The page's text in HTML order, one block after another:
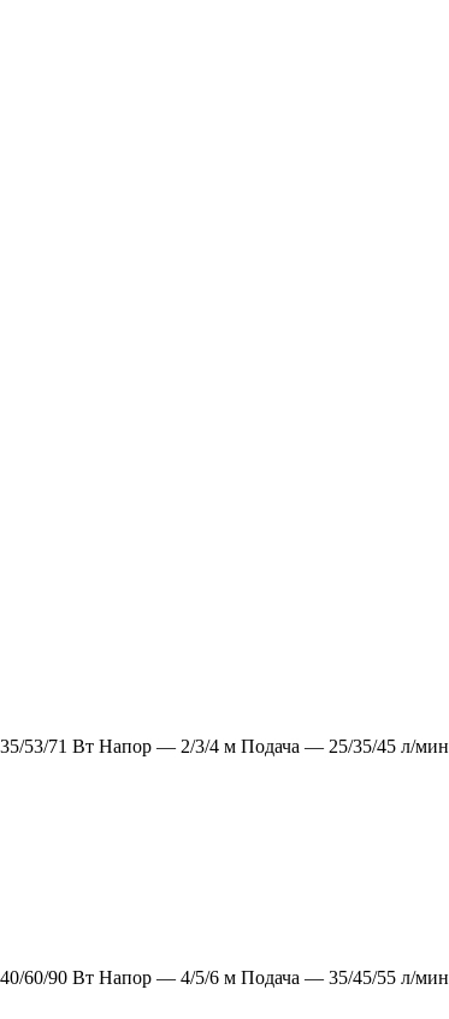
53/71 Вт Напор — 2/3/4 м Подача — 25/35/45 л/мин
60/90 Вт Напор — 4/5/6 м Подача — 35/45/55 л/мин